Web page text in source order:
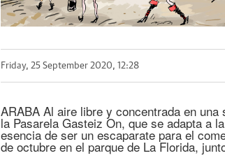
Friday, 25 September 2020, 12:28
ARABA Al aire libre y concentrada en
la Pasarela Gasteiz On, que se adapta a
esencia de ser un escaparate para el
de octubre en el parque de La Florida,